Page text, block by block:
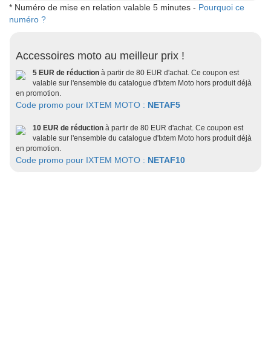
* Numéro de mise en relation valable 5 minutes - Pourquoi ce
numéro ?
Accessoires moto au meilleur prix !
5 EUR de réduction à partir de 80 EUR d'achat. Ce coupon est
valable sur l'ensemble du catalogue d'Ixtem Moto hors produit déjà
en promotion.
Code promo pour IXTEM MOTO : NETAF5
10 EUR de réduction à partir de 80 EUR d'achat. Ce coupon est
valable sur l'ensemble du catalogue d'Ixtem Moto hors produit déjà
en promotion.
Code promo pour IXTEM MOTO : NETAF10